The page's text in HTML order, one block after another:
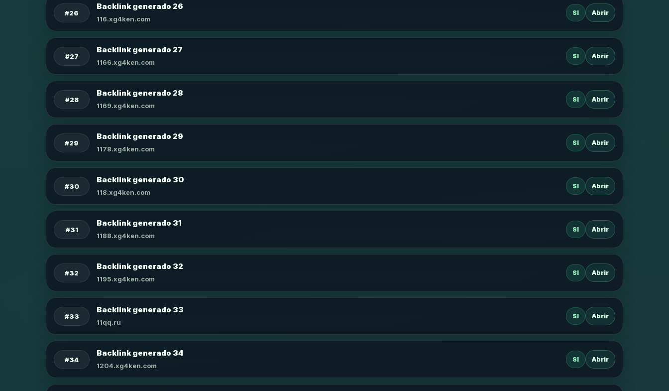
#26
Backlink generado 26
116.xg4ken.com
SI Abrir
#27
Backlink generado 27
1166.xg4ken.com
SI Abrir
#28
Backlink generado 28
1169.xg4ken.com
SI Abrir
#29
Backlink generado 29
1178.xg4ken.com
SI Abrir
#30
Backlink generado 30
118.xg4ken.com
SI Abrir
#31
Backlink generado 31
1188.xg4ken.com
SI Abrir
#32
Backlink generado 32
1195.xg4ken.com
SI Abrir
#33
Backlink generado 33
11qq.ru
SI Abrir
#34
Backlink generado 34
1204.xg4ken.com
SI Abrir